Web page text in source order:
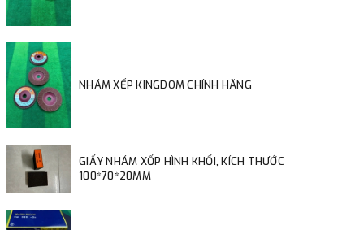
NHÁM XẾP KINGDOM CHÍNH HÃNG
GIẤY NHÁM XỐP HÌNH KHỐI, KÍCH THƯỚC
100*70*20MM